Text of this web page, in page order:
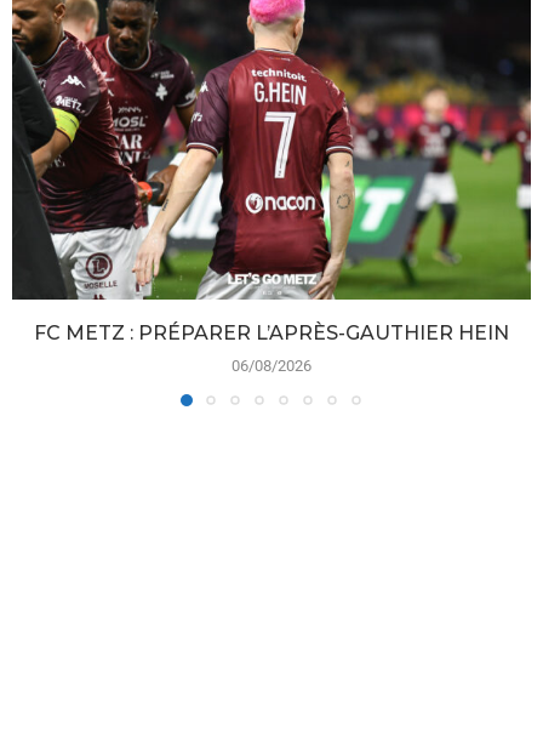
FC METZ : PRÉPARER L’APRÈS-GAUTHIER HEIN
06/08/2026